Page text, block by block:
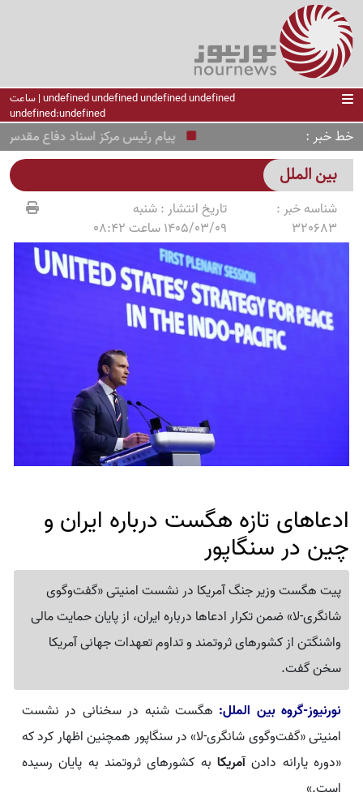
undefined undefined undefined undefined | ساعت
undefined:undefined
خط خبر پیام رئیس مرکز اسناد دفاع مقدس به
بین الملل
شناسه خبر :
320683
تاریخ انتشار :شنبه
1405/03/09 ساعت 08:42
ادعاهای تازه هگست درباره ایران و
چین در سنگاپور
پیت هگست وزیر جنگ آمریکا در نشست امنیتی «گفت‌وگوی
شانگری-لا» ضمن تکرار ادعاها درباره ایران، از پایان حمایت مالی
واشنگتن از کشورهای ثروتمند و تداوم تعهدات جهانی آمریکا
سخن گفت.
نورنیوز-گروه بین الملل: هگست شنبه در سخنانی در نشست
امنیتی «گفت‌وگوی شانگری-لا» در سنگاپور همچنین اظهار کرد که
«دوره یارانه دادنآمریکا به کشورهای ثروتمند به پایان رسیده
است.»